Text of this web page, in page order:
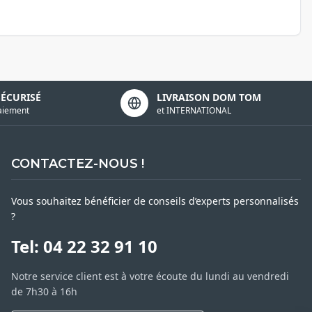
LIVRAISON DOM TOM
et INTERNATIONAL
CONTACTEZ-NOUS !
Vous souhaitez bénéficier de conseils d’experts personnalisés
?
Tel: 04 22 32 91 10
Notre service client est à votre écoute du lundi au vendredi
de 7h30 à 16h